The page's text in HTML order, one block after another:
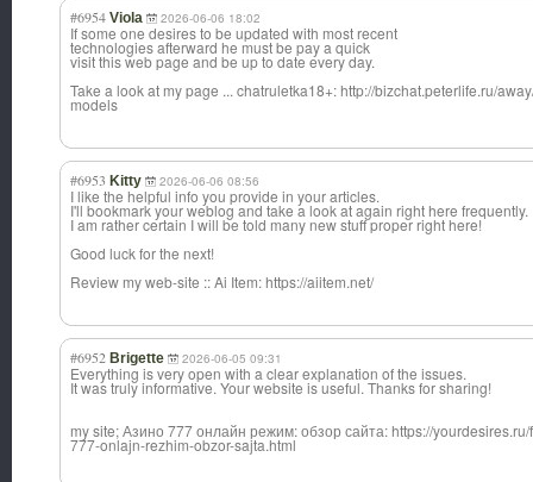
#6954 Viola 2026-06-06 18:02
If some one desires to be updated with most recent
technologies afterward he must be pay a quick
visit this web page and be up to date every day.
Take a look at my page ... chatruletka18+: http://bizchat.peterlife.ru/
models
#6953 Kitty 2026-06-06 08:56
I like the helpful info you provide in your articles.
I'll bookmark your weblog and take a look at again right here frequently.
I am rather certain I will be told many new stuff proper right here!
Good luck for the next!
Review my web-site :: Ai Item: https://aiitem.net/
#6952 Brigette 2026-06-05 09:31
Everything is very open with a clear explanation of the issues.
It was truly informative. Your website is useful. Thanks for sharing!
my site; Азино 777 онлайн режим: обзор сайта: https://
777-onlajn-rezhim-obzor-sajta.html